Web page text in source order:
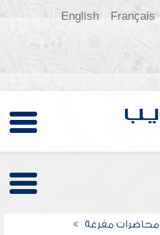
Français
English
محاضرات مفرغة